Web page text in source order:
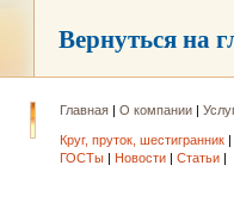
Вернуться на
Главная | О компании |
Круг, пруток, шестигранник |
ГОСТы | Новости | Статьи |